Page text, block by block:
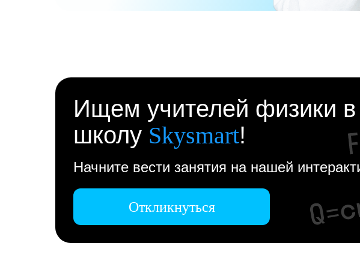
Ищем учителей физики
школу Skysmart!
Начните вести занятия на нашей
Откликнуться